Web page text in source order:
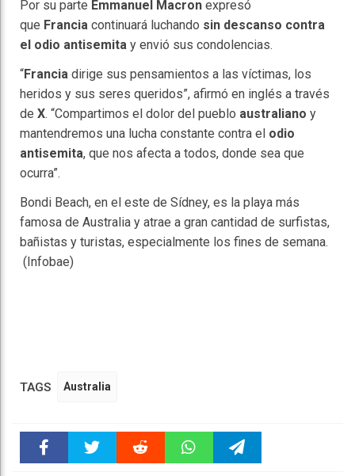
Por su parte Emmanuel Macron expresó
que Francia continuará luchando sin descanso contra
el odio antisemita y envió sus condolencias.
“Francia dirige sus pensamientos a las víctimas, los
heridos y sus seres queridos”, afirmó en inglés a través
de X. “Compartimos el dolor del pueblo australiano y
mantendremos una lucha constante contra el odio
antisemita, que nos afecta a todos, donde sea que
ocurra”.
Bondi Beach, en el este de Sídney, es la playa más
famosa de Australia y atrae a gran cantidad de surfistas,
bañistas y turistas, especialmente los fines de semana.
(Infobae)
TAGS Australia